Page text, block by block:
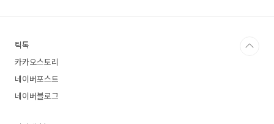
틱톡
카카오스토리
네이버포스트
네이버블로그